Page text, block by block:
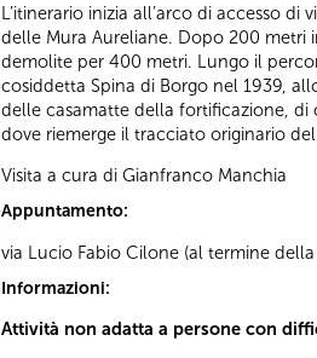
L’itinerario inizia all’arco di accesso
delle Mura Aureliane. Dopo 200 metri
demolite per 400 metri. Lungo il
cosiddetta Spina di Borgo nel 1939,
delle casamatte della fortificazione, di
dove riemerge il tracciato originario
Visita a cura di Gianfranco Manchia
Appuntamento:
via Lucio Fabio Cilone (al termine della
Informazioni:
Attività non adatta a persone con